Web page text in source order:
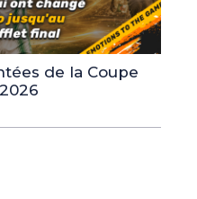
de la Coupe